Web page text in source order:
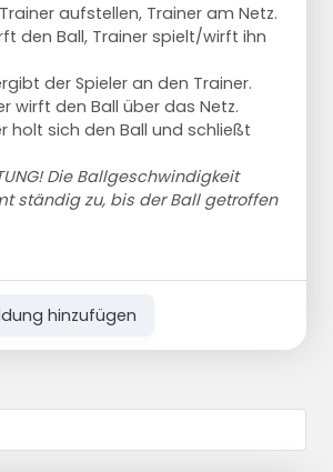
aufstellen, Trainer am Netz.
den Ball, Trainer spielt/wirft ihn
der Spieler an den Trainer.
wirft den Ball über das Netz.
holt sich den Ball und schließt
Die Ballgeschwindigkeit
ständig zu, bis der Ball getroffen
hinzufügen